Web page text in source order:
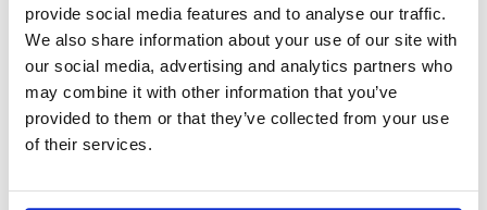
provide social media features and to analyse our traffic.
We also share information about your use of our site with
our social media, advertising and analytics partners who
may combine it with other information that you’ve
provided to them or that they’ve collected from your use
of their services.
Gaļas rūpnīcas ražošanas darbinieks
un tīrītājs (ar pieredzi) Haarlem,
Nīderlande